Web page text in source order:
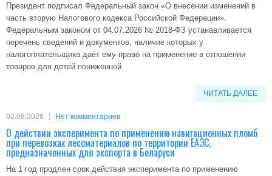
Президент подписал Федеральный закон «О внесении изменений в
часть вторую Налогового кодекса Российской Федерации».
Федеральным законом от 04.07.2026 № 2018-ФЗ устанавливается
перечень сведений и документов, наличие которых у
налогоплательщика даёт ему право на применение в отношении
товаров для детей пониженной
ЧИТАТЬ ДАЛЕЕ
02.08.2026 Нет комментариев
О действии эксперимента по применению навигационных пломб
при перевозках лесоматериалов по территории ЕАЭС,
предназначенных для экспорта в Беларуси
На 1 год продлен срок действия эксперимента по применению